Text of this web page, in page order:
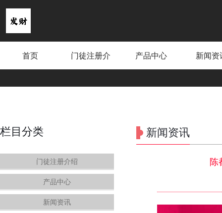
首页 门徒注册介 产品中心 新闻资
栏目分类
门徒注册介绍
产品中心
新闻资讯
新闻资讯
陈